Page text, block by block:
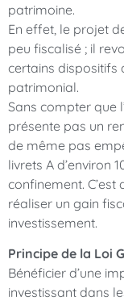
patrimoine.
En effet, le projet
peu fiscalisé ; il
certains dispositifs
patrimonial.
Sans compter que
présente pas un
de même pas
livrets A d’environ
confinement.
réaliser un gain
investissement.
Principe de la Loi
Bénéficier d’une
investissant dans